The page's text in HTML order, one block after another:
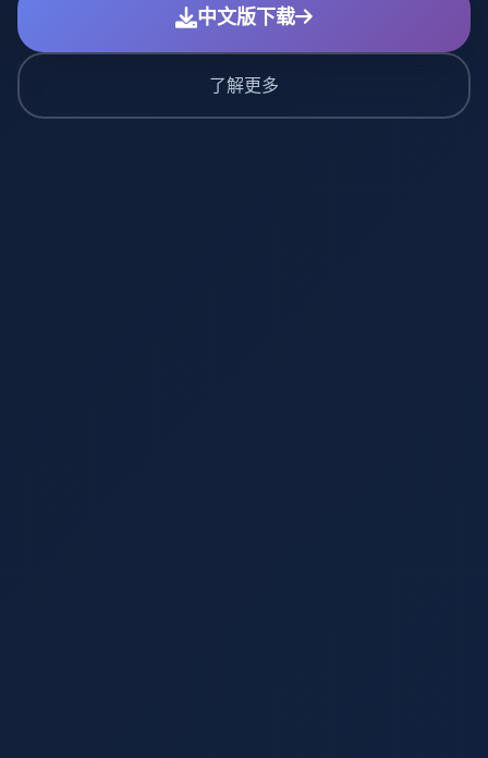
中文版下载
了解更多